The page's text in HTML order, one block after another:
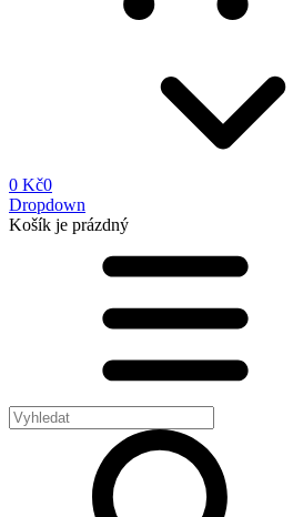
0 Kč0
Dropdown
Košík je prázdný